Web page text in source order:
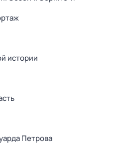
истории
Петрова